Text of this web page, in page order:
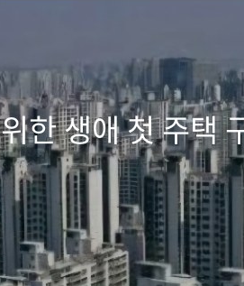
한 생애 첫 주택